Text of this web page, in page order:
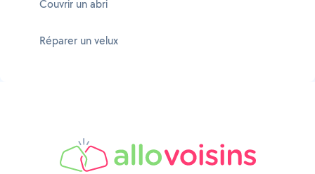
Couvrir un abri
Réparer un velux